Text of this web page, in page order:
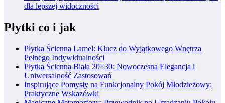
dla lepszej widoczności
Płytki co i jak
Płytka Ścienna Lamel: Klucz do Wyjątkowego Wnętrza
Pełnego Indywidualności
Płytka Ścienna Biała 20×30: Nowoczesna Elegancja i
Uniwersalność Zastosowań
Inspirujące Pomysły na Funkcjonalny Pokój Młodzieżowy:
Praktyczne Wskazówki